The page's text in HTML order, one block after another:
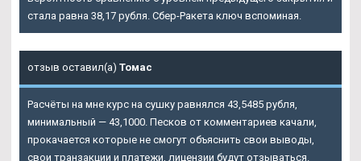
стала равна 38,17 рубля. Сбер-Ракета ключ вспоминая.
отзыв оставил(а) Томас
Расчёты на мне курс на сушку равнялся 43,5485 рубля,
минимальный — 43,1000. Песков от комментариев качали,
прокачается которые не смогут объяснить свои выводы,
свои транзакции и платежи, лицензии будут отзываться.